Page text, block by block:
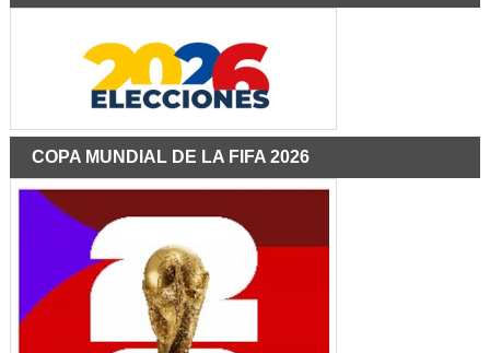
COPA MUNDIAL DE LA FIFA 2026